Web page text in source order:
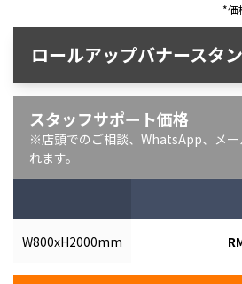
*価
ロールアップバナースタ
スタッフサポート価格
※店頭でのご相談、WhatsApp、メー
れます。
W800xH2000mm